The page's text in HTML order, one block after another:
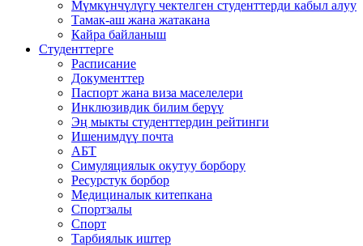
Мүмкүнчүлүгү чектелген студенттерди кабыл алуу
Тамак-аш жана жатакана
Кайра байланыш
Студенттерге
Расписание
Документтер
Паспорт жана виза маселелери
Инклюзивдик билим берүү
Эң мыкты студенттердин рейтинги
Ишенимдүү почта
АБТ
Симуляциялык окутуу борбору
Ресурстук борбор
Медициналык китепкана
Спортзалы
Спорт
Тарбиялык иштер